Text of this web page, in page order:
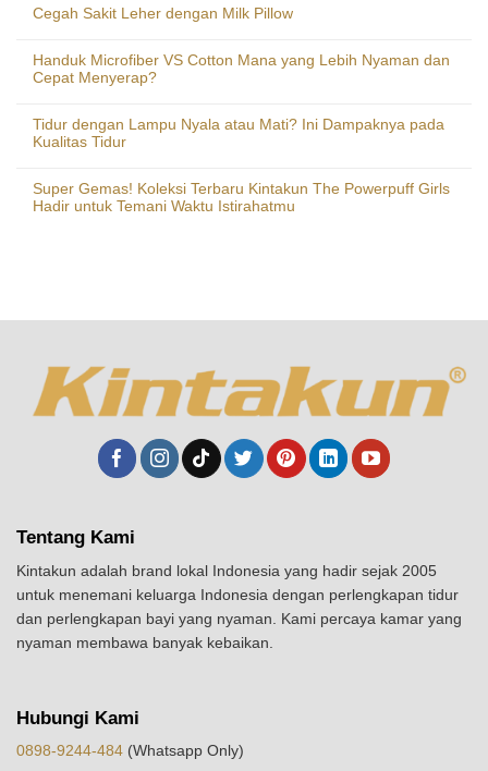
Cegah Sakit Leher dengan Milk Pillow
Handuk Microfiber VS Cotton Mana yang Lebih Nyaman dan
Cepat Menyerap?
Tidur dengan Lampu Nyala atau Mati? Ini Dampaknya pada
Kualitas Tidur
Super Gemas! Koleksi Terbaru Kintakun The Powerpuff Girls
Hadir untuk Temani Waktu Istirahatmu
Tentang Kami
Kintakun adalah brand lokal Indonesia yang hadir sejak 2005
untuk menemani keluarga Indonesia dengan perlengkapan tidur
dan perlengkapan bayi yang nyaman. Kami percaya kamar yang
nyaman membawa banyak kebaikan.
Hubungi Kami
0898-9244-484 (Whatsapp Only)